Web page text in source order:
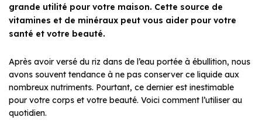
grande utilité pour votre maison. Cette source de
vitamines et de minéraux peut vous aider pour votre
santé et votre beauté.
Après avoir versé du riz dans de l’eau portée à ébullition, nous
avons souvent tendance à ne pas conserver ce liquide aux
nombreux nutriments. Pourtant, ce dernier est inestimable
pour votre corps et votre beauté. Voici comment l’utiliser au
quotidien.